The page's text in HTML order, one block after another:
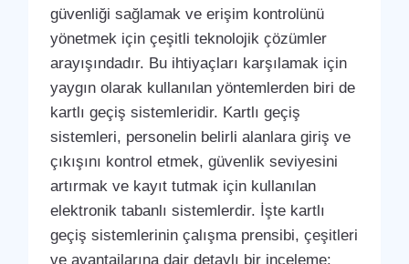
güvenliği sağlamak ve erişim kontrolünü
yönetmek için çeşitli teknolojik çözümler
arayışındadır. Bu ihtiyaçları karşılamak için
yaygın olarak kullanılan yöntemlerden biri de
kartlı geçiş sistemleridir. Kartlı geçiş
sistemleri, personelin belirli alanlara giriş ve
çıkışını kontrol etmek, güvenlik seviyesini
artırmak ve kayıt tutmak için kullanılan
elektronik tabanlı sistemlerdir. İşte kartlı
geçiş sistemlerinin çalışma prensibi, çeşitleri
ve avantajlarına dair detaylı bir inceleme: